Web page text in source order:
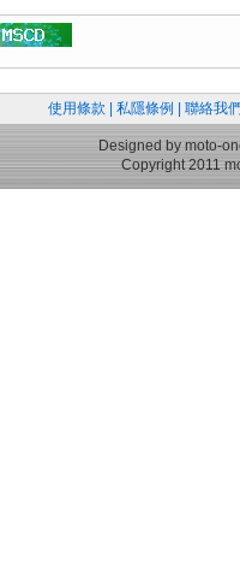
使用條款 私隱條例 聯絡我
Designed by moto-
Copyright 2011